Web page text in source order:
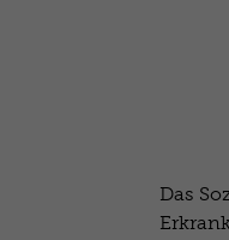
Das